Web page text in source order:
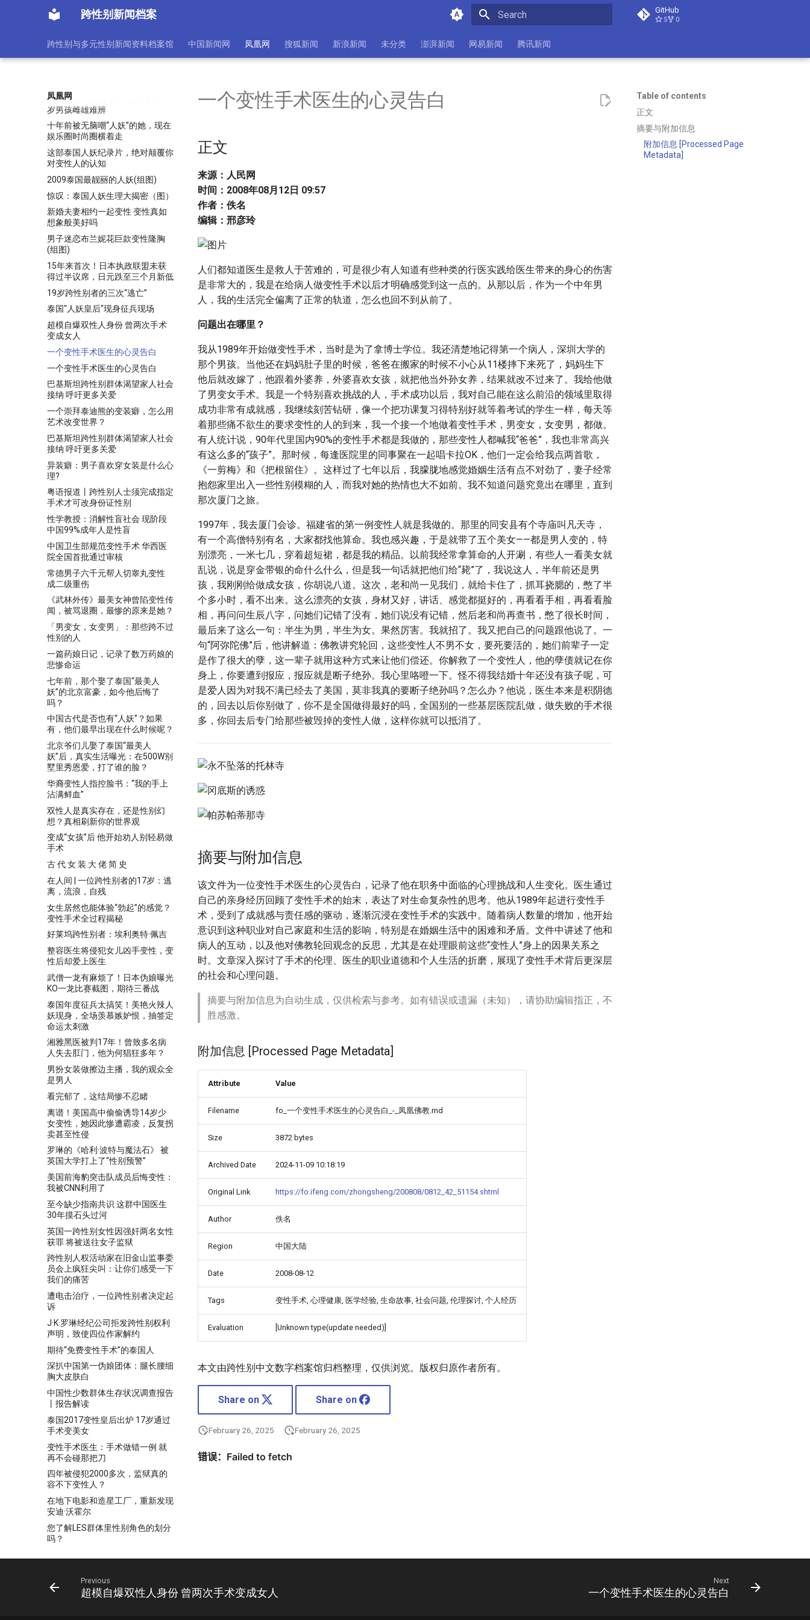
跨性别新闻档案 GitHub
5 0
跨性别与多元性别新闻资料档案馆 中国新闻网 凤凰网 搜狐新闻 新浪新闻 未分类 澎湃新闻 网易新闻 腾讯新闻
凤凰网
女大学生上演“占领男厕所”行为艺
李银河解读男扮女装：“伪娘”与异
《好声音》张新“反串”引争议 26
岁男孩雌雄难辨
十年前被无脑嘲“人妖”的她，现在
娱乐圈时尚圈横着走
这部泰国人妖纪录片，绝对颠覆你
对变性人的认知
2009泰国最靓丽的人妖(组图)
惊叹：泰国人妖生理大揭密（图）
新婚夫妻相约一起变性 变性真如
想象般美好吗
男子迷恋布兰妮花巨款变性隆胸
(组图)
15年来首次！日本执政联盟未获
得过半议席，日元跌至三个月新低
19岁跨性别者的三次“逃亡”
泰国"人妖皇后"现身征兵现场
超模自爆双性人身份 曾两次手术
变成女人
一个变性手术医生的心灵告白
一个变性手术医生的心灵告白
巴基斯坦跨性别群体渴望家人社会
接纳 呼吁更多关爱
一个崇拜泰迪熊的变装癖，怎么用
艺术改变世界？
巴基斯坦跨性别群体渴望家人社会
接纳 呼吁更多关爱
异装癖：男子喜欢穿女装是什么心
理?
粤语报道丨跨性别人士须完成指定
手术才可改身份证性别
性学教授：消解性盲社会 现阶段
中国99%成年人是性盲
中国卫生部规范变性手术 华西医
院全国首批通过审核
常德男子六千元帮人切睾丸变性
成二级重伤
《武林外传》最美女神曾陷变性传
闻，被骂退圈，最惨的原来是她？
「男变女，女变男」：那些跨不过
性别的人
一篇药娘日记，记录了数万药娘的
悲惨命运
七年前，那个娶了泰国“最美人
妖”的北京富豪，如今他后悔了
吗？
中国古代是否也有“人妖”？如果
有，他们最早出现在什么时候呢？
北京爷们儿娶了泰国“最美人
妖”后，真实生活曝光：在500W别
墅里秀恩爱，打了谁的脸？
华裔变性人指控脸书：“我的手上
沾满鲜血”
双性人是真实存在，还是性别幻
想？真相刷新你的世界观
变成“女孩”后 他开始劝人别轻易做
手术
古 代 女 装 大 佬 简 史
在人间 | 一位跨性别者的17岁：逃
离，流浪，自残
女生居然也能体验“勃起”的感觉？
变性手术全过程揭秘
好莱坞跨性别者：埃利奥特·佩吉
整容医生将侵犯女儿凶手变性，变
性后却爱上医生
武僧一龙有麻烦了！日本伪娘曝光
KO一龙比赛截图，期待三番战
泰国年度征兵太搞笑！美艳火辣人
妖现身，全场羡慕嫉妒恨，抽签定
命运太刺激
湘雅黑医被判17年！曾致多名病
人失去肛门，他为何猖狂多年？
男扮女装做擦边主播，我的观众全
是男人
看完郁了，这结局惨不忍睹
离谱！美国高中偷偷诱导14岁少
女变性，她因此惨遭霸凌，反复拐
卖甚至性侵
罗琳的《哈利·波特与魔法石》 被
英国大学打上了“性别预警”
美国前海豹突击队成员后悔变性：
我被CNN利用了
至今缺少指南共识 这群中国医生
30年摸石头过河
英国一跨性别女性因强奸两名女性
获罪 将被送往女子监狱
跨性别人权活动家在旧金山监事委
员会上疯狂尖叫：让你们感受一下
我们的痛苦
遭电击治疗，一位跨性别者决定起
诉
J·K·罗琳经纪公司拒发跨性别权利
声明，致使四位作家解约
期待“免费变性手术”的泰国人
深扒中国第一伪娘团体：腿长腰细
胸大皮肤白
中国性少数群体生存状况调查报告
丨报告解读
泰国2017变性皇后出炉 17岁通过
手术变美女
变性手术医生：手术做错一例 就
再不会碰那把刀
四年被侵犯2000多次，监狱真的
容不下变性人？
在地下电影和造星工厂，重新发现
安迪·沃霍尔
您了解LES群体里性别角色的划分
吗？
美国前世界健美冠军是双性人
药娘群像：与身体斗争的这些年
Table of contents
正文
摘要与附加信息
附加信息 [Processed Page
Metadata]
一个变性手术医生的心灵告白
正文
来源：人民网
时间：2008年08月12日 09:57
作者：佚名
编辑：邢彦玲
人们都知道医生是救人于苦难的，可是很少有人知道有些种类的行医实践给医生带来的身心的伤害
是非常大的，我是在给病人做变性手术以后才明确感觉到这一点的。从那以后，作为一个中年男
人，我的生活完全偏离了正常的轨道，怎么也回不到从前了。
问题出在哪里？
我从1989年开始做变性手术，当时是为了拿博士学位。我还清楚地记得第一个病人，深圳大学的
那个男孩。当他还在妈妈肚子里的时候，爸爸在搬家的时候不小心从11楼摔下来死了，妈妈生下
他后就改嫁了，他跟着外婆养，外婆喜欢女孩，就把他当外孙女养，结果就改不过来了。我给他做
了男变女手术。我是一个特别喜欢挑战的人，手术成功以后，我对自己能在这么前沿的领域里取得
成功非常有成就感，我继续刻苦钻研，像一个把功课复习得特别好就等着考试的学生一样，每天等
着那些痛不欲生的要求变性的人的到来，我一个接一个地做着变性手术，男变女，女变男，都做。
有人统计说，90年代里国内90%的变性手术都是我做的，那些变性人都喊我“爸爸”，我也非常高兴
有这么多的“孩子”。那时候，每逢医院里的同事聚在一起唱卡拉OK，他们一定会给我点两首歌，
《一剪梅》和《把根留住》。这样过了七年以后，我朦胧地感觉婚姻生活有点不对劲了，妻子经常
抱怨家里出入一些性别模糊的人，而我对她的热情也大不如前。我不知道问题究竟出在哪里，直到
那次厦门之旅。
1997年，我去厦门会诊。福建省的第一例变性人就是我做的。那里的同安县有个寺庙叫凡天寺，
有一个高僧特别有名，大家都找他算命。我也感兴趣，于是就带了五个美女——都是男人变的，特
别漂亮，一米七几，穿着超短裙，都是我的精品。以前我经常拿算命的人开涮，有些人一看美女就
乱说，说是穿金带银的命什么什么，但是我一句话就把他们给“毙”了，我说这人，半年前还是男
孩，我刚刚给做成女孩，你胡说八道。这次，老和尚一见我们，就给卡住了，抓耳挠腮的，憋了半
个多小时，看不出来。这么漂亮的女孩，身材又好，讲话、感觉都挺好的，再看看手相，再看看脸
相，再问问生辰八字，问她们记错了没有，她们说没有记错，然后老和尚再查书，憋了很长时间，
最后来了这么一句：半生为男，半生为女。果然厉害。我就招了。我又把自己的问题跟他说了。一
句“阿弥陀佛”后，他讲解道：佛教讲究轮回，这些变性人不男不女，要死要活的，她们前辈子一定
是作了很大的孽，这一辈子就用这种方式来让他们偿还。你解救了一个变性人，他的孽债就记在你
身上，你要遭到报应，报应就是断子绝孙。我心里咯噔一下。怪不得我结婚十年还没有孩子呢，可
是爱人因为对我不满已经去了美国，莫非我真的要断子绝孙吗？怎么办？他说，医生本来是积阴德
的，回去以后你别做了，你不是全国做得最好的吗，全国别的一些基层医院乱做，做失败的手术很
多，你回去后专门给那些被毁掉的变性人做，这样你就可以抵消了。
摘要与附加信息
该文件为一位变性手术医生的心灵告白，记录了他在职务中面临的心理挑战和人生变化。医生通过
自己的亲身经历回顾了变性手术的始末，表达了对生命复杂性的思考。他从1989年起进行变性手
术，受到了成就感与责任感的驱动，逐渐沉浸在变性手术的实践中。随着病人数量的增加，他开始
意识到这种职业对自己家庭和生活的影响，特别是在婚姻生活中的困难和矛盾。文件中讲述了他和
病人的互动，以及他对佛教轮回观念的反思，尤其是在处理眼前这些“变性人”身上的因果关系之
时。文章深入探讨了手术的伦理、医生的职业道德和个人生活的折磨，展现了变性手术背后更深层
的社会和心理问题。
摘要与附加信息为自动生成，仅供检索与参考。如有错误或遗漏（未知），请协助编辑指正，不
胜感激。
附加信息 [Processed Page Metadata]
Attribute Value
Filename fo_一个变性手术医生的心灵告白_-_凤凰佛教.md
Size 3872 bytes
Archived Date 2024-11-09 10:18:19
Original Link https://fo.ifeng.com/zhongsheng/200808/0812_42_51154.shtml
Author 佚名
Region 中国大陆
Date 2008-08-12
Tags 变性手术, 心理健康, 医学经验, 生命故事, 社会问题, 伦理探讨, 个人经历
Evaluation [Unknown type(update needed)]
本文由跨性别中文数字档案馆归档整理，仅供浏览。版权归原作者所有。
Share on Share on
February 26, 2025 February 26, 2025
Previous
超模自爆双性人身份 曾两次手术变成女人
Next
一个变性手术医生的心灵告白